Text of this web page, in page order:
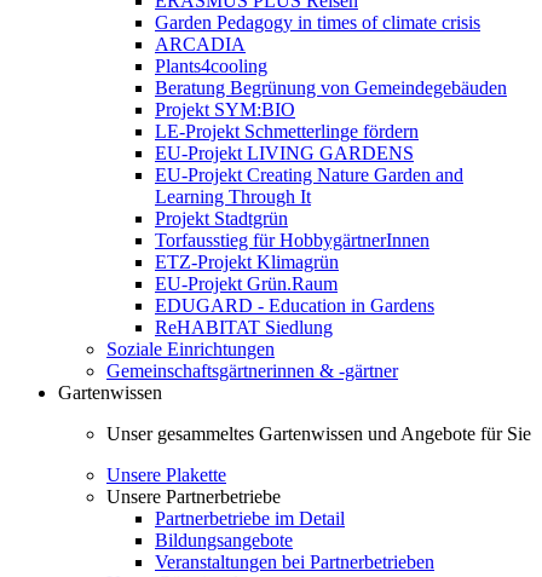
Garden Pedagogy in times of climate crisis
ARCADIA
Plants4cooling
Beratung Begrünung von Gemeindegebäuden
Projekt SYM:BIO
LE-Projekt Schmetterlinge fördern
EU-Projekt LIVING GARDENS
EU-Projekt Creating Nature Garden and
Learning Through It
Projekt Stadtgrün
Torfausstieg für HobbygärtnerInnen
ETZ-Projekt Klimagrün
EU-Projekt Grün.Raum
EDUGARD - Education in Gardens
ReHABITAT Siedlung
Soziale Einrichtungen
Gemeinschaftsgärtnerinnen & -gärtner
Gartenwissen
Unser gesammeltes Gartenwissen und Angebote für Sie
Unsere Plakette
Unsere Partnerbetriebe
Partnerbetriebe im Detail
Bildungsangebote
Veranstaltungen bei Partnerbetrieben